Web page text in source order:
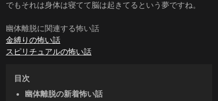
でもそれは身体は寝てて脳は起きてるという夢ですね。
幽体離脱に関連する怖い話
金縛りの怖い話
スピリチュアルの怖い話
目次
幽体離脱の新着怖い話